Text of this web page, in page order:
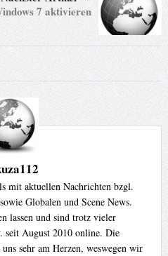
7 aktivieren
mit aktuellen Nachrichten bzgl.
Globalen und Scene News.
lassen und sind trotz vieler
seit August 2010 online. Die
sehr am Herzen, weswegen wir